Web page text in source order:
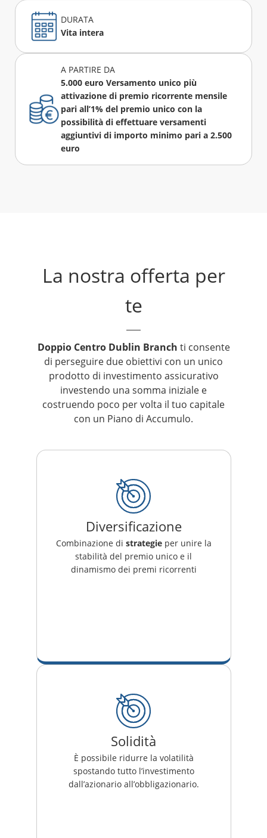
DURATA
Vita intera
A PARTIRE DA
5.000 euro Versamento unico più
attivazione di premio ricorrente mensile
pari all’1% del premio unico con la
possibilità di effettuare versamenti
aggiuntivi di importo minimo pari a 2.500
euro
La nostra offerta per
te
Doppio Centro Dublin Branch ti consente
di perseguire due obiettivi con un unico
prodotto di investimento assicurativo
investendo una somma iniziale e
costruendo poco per volta il tuo capitale
con un Piano di Accumulo.
Diversificazione
Combinazione di strategie per unire la
stabilità del premio unico e il
dinamismo dei premi ricorrenti
Solidità
È possibile ridurre la volatilità
spostando tutto l’investimento
dall’azionario all’obbligazionario.